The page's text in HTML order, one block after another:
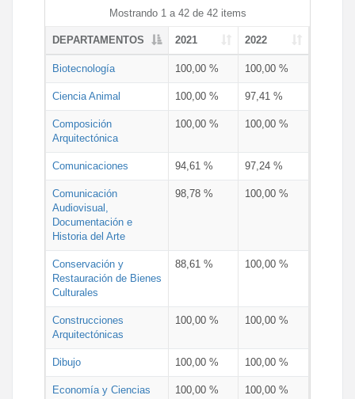
Mostrando 1 a 42 de 42 items
DEPARTAMENTOS 2021 2022
Biotecnología 100,00 % 100,00 %
Ciencia Animal 100,00 % 97,41 %
Composición
Arquitectónica
100,00 % 100,00 %
Comunicaciones 94,61 % 97,24 %
Comunicación
Audiovisual,
Documentación e
Historia del Arte
98,78 % 100,00 %
Conservación y
Restauración de Bienes
Culturales
88,61 % 100,00 %
Construcciones
Arquitectónicas
100,00 % 100,00 %
Dibujo 100,00 % 100,00 %
Economía y Ciencias
100,00 % 100,00 %